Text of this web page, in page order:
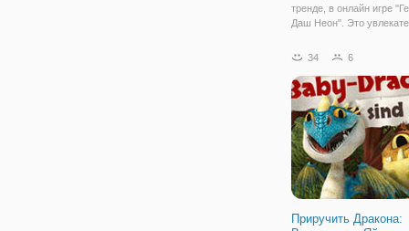
тренде, в онлайн игре
Даш Неон". Это
музыкой и одновременно
препятствиями, которые
завлекают в игровой
34 6
Приручить Дракона: